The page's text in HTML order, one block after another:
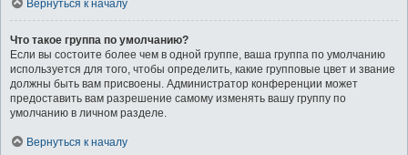
Вернуться к началу
Что такое группа по умолчанию?
Если вы состоите более чем в одной группе, ваша группа по умолчанию
используется для того, чтобы определить, какие групповые цвет и звание
должны быть вам присвоены. Администратор конференции может
предоставить вам разрешение самому изменять вашу группу по
умолчанию в личном разделе.
Вернуться к началу